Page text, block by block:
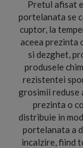
Pretul afisat
portelanata se
cuptor, la
aceea prezinta
si dezghet,
produsele
rezistentei
grosimii reduse
prezinta o
distribuie in
portelanata a
incalzire, fiind